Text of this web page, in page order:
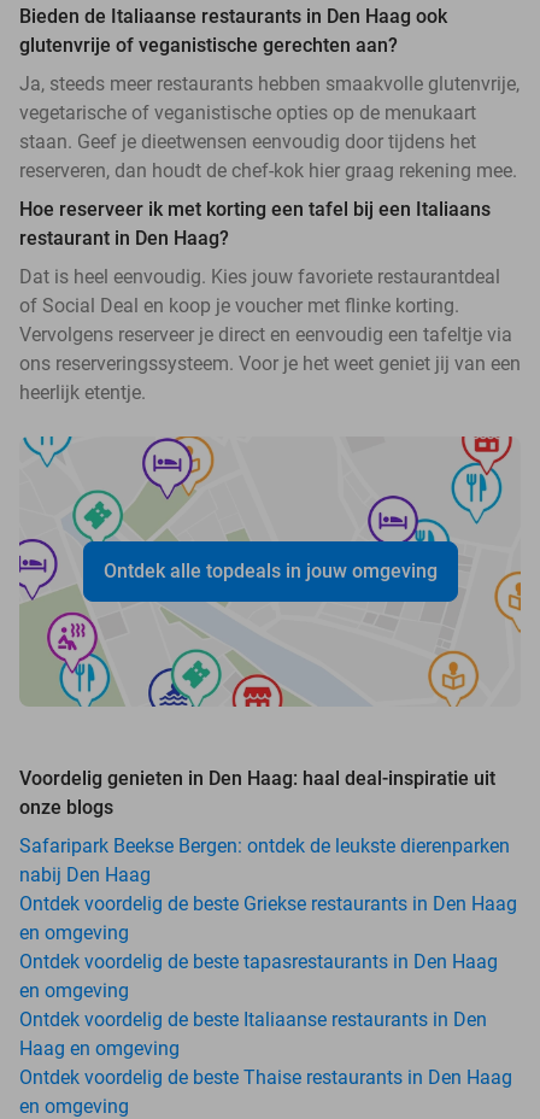
Bieden de Italiaanse restaurants in Den Haag ook
glutenvrije of veganistische gerechten aan?
Ja, steeds meer restaurants hebben smaakvolle glutenvrije,
vegetarische of veganistische opties op de menukaart
staan. Geef je dieetwensen eenvoudig door tijdens het
reserveren, dan houdt de chef-kok hier graag rekening mee.
Hoe reserveer ik met korting een tafel bij een Italiaans
restaurant in Den Haag?
Dat is heel eenvoudig. Kies jouw favoriete restaurantdeal
of Social Deal en koop je voucher met flinke korting.
Vervolgens reserveer je direct en eenvoudig een tafeltje via
ons reserveringssysteem. Voor je het weet geniet jij van een
heerlijk etentje.
Ontdek alle topdeals in jouw omgeving
Voordelig genieten in Den Haag: haal deal-inspiratie uit
onze blogs
Safaripark Beekse Bergen: ontdek de leukste dierenparken
nabij Den Haag
Ontdek voordelig de beste Griekse restaurants in Den Haag
en omgeving
Ontdek voordelig de beste tapasrestaurants in Den Haag
en omgeving
Ontdek voordelig de beste Italiaanse restaurants in Den
Haag en omgeving
Ontdek voordelig de beste Thaise restaurants in Den Haag
en omgeving